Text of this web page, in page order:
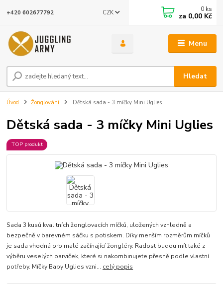
Menu
CZK
Hledat
+420 602677792 0 ks
za 0,00 Kč
Úvod Žonglování Dětská sada - 3 míčky Mini Uglies
Dětská sada - 3 míčky Mini Uglies
TOP produkt
Sada 3 kusů kvalitních žonglovacích míčků, uložených vzhledně a
bezpečně v barevném sáčku s potiskem. Díky menším rozměrům míčků
je sada vhodná pro malé začínající žongléry. Radost budou mít také z
výběru veselých barviček, které si nakombinujete přesně podle vlastní
potřeby. Míčky Baby Uglies vzni... celý popis